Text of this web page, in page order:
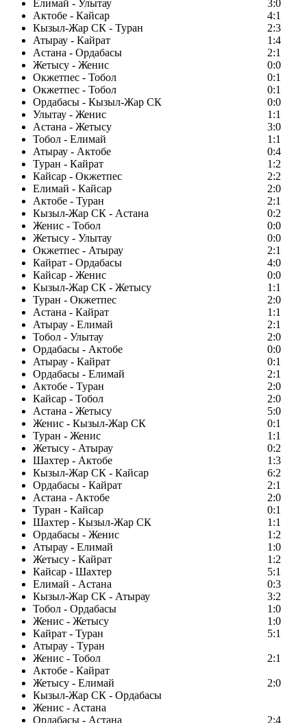
Елимай - Улытау
3:0
Актобе - Кайсар
4:1
Кызыл-Жар СК - Туран
2:3
Атырау - Кайрат
1:4
Астана - Ордабасы
2:1
Жетысу - Женис
0:0
Окжетпес - Тобол
0:1
Окжетпес - Тобол
0:1
Ордабасы - Кызыл-Жар СК
0:0
Улытау - Женис
1:1
Астана - Жетысу
3:0
Тобол - Елимай
1:1
Атырау - Актобе
0:4
Туран - Кайрат
1:2
Кайсар - Окжетпес
2:2
Елимай - Кайсар
2:0
Актобе - Туран
2:1
Кызыл-Жар СК - Астана
0:2
Женис - Тобол
0:0
Жетысу - Улытау
0:0
Окжетпес - Атырау
2:1
Кайрат - Ордабасы
4:0
Кайсар - Женис
0:0
Кызыл-Жар СК - Жетысу
1:1
Туран - Окжетпес
2:0
Астана - Кайрат
1:1
Атырау - Елимай
2:1
Тобол - Улытау
2:0
Ордабасы - Актобе
0:0
Атырау - Кайрат
0:1
Ордабасы - Елимай
2:1
Актобе - Туран
2:0
Кайсар - Тобол
2:0
Астана - Жетысу
5:0
Женис - Кызыл-Жар СК
0:1
Туран - Женис
1:1
Жетысу - Атырау
0:2
Шахтер - Актобе
1:3
Кызыл-Жар СК - Кайсар
6:2
Ордабасы - Кайрат
2:1
Астана - Актобе
2:0
Туран - Кайсар
0:1
Шахтер - Кызыл-Жар СК
1:1
Ордабасы - Женис
1:2
Атырау - Елимай
1:0
Жетысу - Кайрат
1:2
Кайсар - Шахтер
5:1
Елимай - Астана
0:3
Кызыл-Жар СК - Атырау
3:2
Тобол - Ордабасы
1:0
Женис - Жетысу
1:0
Кайрат - Туран
5:1
Атырау - Туран
Женис - Тобол
2:1
Актобе - Кайрат
Жетысу - Елимай
2:0
Кызыл-Жар СК - Ордабасы
Женис - Астана
Ордабасы - Астана
2:4